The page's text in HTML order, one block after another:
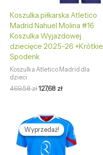
Koszulka piłkarska Atletico
Madrid Nahuel Molina #16
Koszulka Wyjazdowej
dziecięce 2025-26 +Krótkie
Spodenk
Koszulka Atletico Madrid dla
dzieci
469,58zł127,68 zł
Wyprzedaż!
Wyprzedaż!
Pierwotna
cena
wynosiła:
469,58 zł.
Aktualna
cena
wynosi:
127,68 zł.